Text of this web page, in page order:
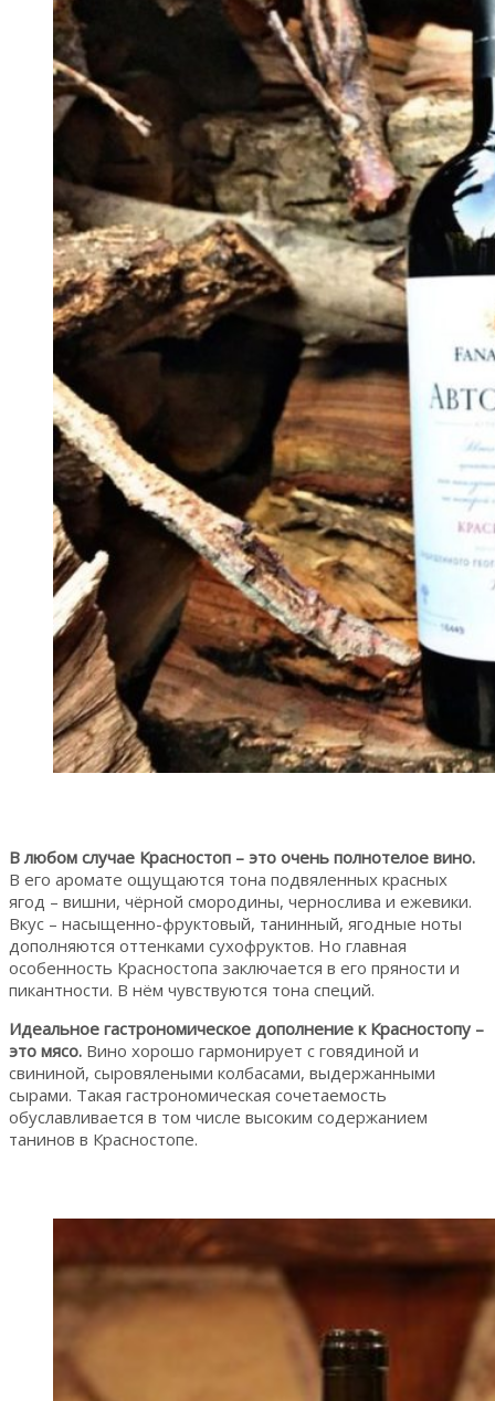
В любом случае Красностоп – это очень полнотелое вино.
В его аромате ощущаются тона подвяленных красных
ягод – вишни, чёрной смородины, чернослива и ежевики.
Вкус – насыщенно-фруктовый, танинный, ягодные ноты
дополняются оттенками сухофруктов. Но главная
особенность Красностопа заключается в его пряности и
пикантности. В нём чувствуются тона специй.
Идеальное гастрономическое дополнение к Красностопу –
это мясо. Вино хорошо гармонирует с говядиной и
свининой, сыровялеными колбасами, выдержанными
сырами. Такая гастрономическая сочетаемость
обуславливается в том числе высоким содержанием
танинов в Красностопе.